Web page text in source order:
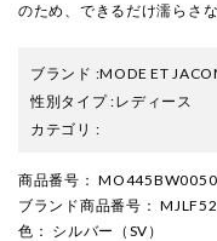
のため、できるだけ濡らさ
ブランド :MODE ET
性別タイプ:レディース
カテゴリ :
商品番号 ：
ブランド商品番号 ：
色 ： シルバー（SV）